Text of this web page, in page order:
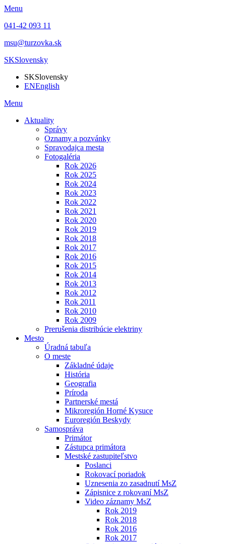
Menu
041-42 093 11
msu@turzovka.sk
SKSlovensky
SKSlovensky
ENEnglish
Menu
Aktuality
Správy
Oznamy a pozvánky
Spravodajca mesta
Fotogaléria
Rok 2026
Rok 2025
Rok 2024
Rok 2023
Rok 2022
Rok 2021
Rok 2020
Rok 2019
Rok 2018
Rok 2017
Rok 2016
Rok 2015
Rok 2014
Rok 2013
Rok 2012
Rok 2011
Rok 2010
Rok 2009
Prerušenia distribúcie elektriny
Mesto
Úradná tabuľa
O meste
Základné údaje
História
Geografia
Príroda
Partnerské mestá
Mikroregión Horné Kysuce
Euroregión Beskydy
Samospráva
Primátor
Zástupca primátora
Mestské zastupiteľstvo
Poslanci
Rokovací poriadok
Uznesenia zo zasadnutí MsZ
Zápisnice z rokovaní MsZ
Video záznamy MsZ
Rok 2019
Rok 2018
Rok 2016
Rok 2017